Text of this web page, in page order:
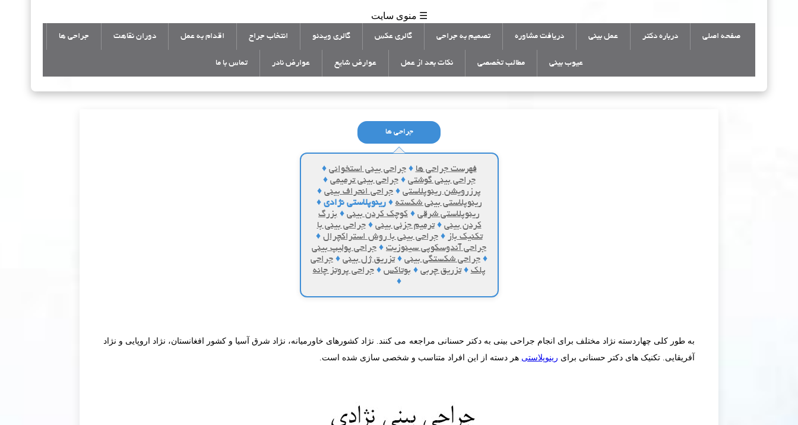
☰ منوی سایت
صفحه اصلی درباره دکتر عمل بینی دریافت مشاوره تصمیم به جراحی گالری عکس گالری ویدئو انتخاب جراح اقدام به عمل دوران نقاهت جراحی ها
عیوب بینی مطالب تخصصی نکات بعد از عمل عوارض شایع عوارض نادر تماس با ما
جراحی ها
فهرست جراحی ها ♦ جراحی بینی استخوانی ♦
جراحی بینی گوشتی ♦ جراحی بینی ترمیمی ♦
پرزرویشن رینوپلاستی ♦ جراحی انحراف بینی ♦
رینوپلاستی بینی شکسته ♦ رینوپلاستی نژادی ♦
رینوپلاستی شرقی ♦ کوچک کردن بینی ♦ بزرگ
کردن بینی ♦ ترمیم جزئی بینی ♦ جراحی بینی با
تکنیک باز ♦ جراحی بینی با روش استراکچرال ♦
جراحی آندوسکوپی سینوزیت ♦ جراحی پولیپ بینی
♦ جراحی شکستگی بینی ♦ تزریق ژل بینی ♦ جراحی
پلک ♦ تزریق چربی ♦ بوتاکس ♦ جراحی پروتز چانه
♦
به طور کلی چهاردسته نژاد مختلف برای انجام جراحی بینی به دکتر حسنانی مراجعه می کنند. نژاد کشورهای خاورمیانه، نژاد شرق آسیا و کشور افغانستان، نژاد اروپایی و نژاد
آفریقایی. تکنیک های دکتر حسنانی برای رینوپلاستی هر دسته از این افراد متناسب و شخصی سازی شده است.